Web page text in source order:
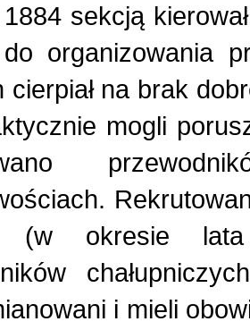
sekcją
do organizowania
cierpiał na brak
mogli
(w okresie lata
i mieli